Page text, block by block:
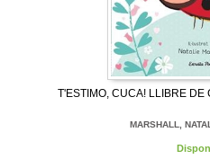
T'ESTIMO, CUCA! LLIBRE DE
MARSHALL,